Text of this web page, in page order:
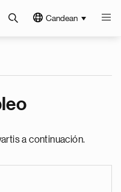
Candean
a continuación.